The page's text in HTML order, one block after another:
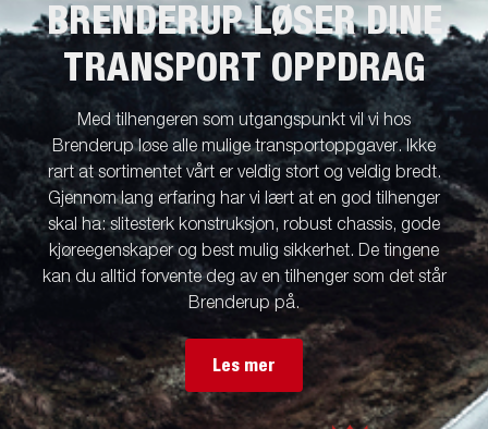
BRENDERUP LØSER DINE
TRANSPORT OPPDRAG
Med tilhengeren som utgangspunkt vil vi hos
Brenderup løse alle mulige transportoppgaver. Ikke
rart at sortimentet vårt er veldig stort og veldig bredt.
Gjennom lang erfaring har vi lært at en god tilhenger
skal ha: slitesterk konstruksjon, robust chassis, gode
kjøreegenskaper og best mulig sikkerhet. De tingene
kan du alltid forvente deg av en tilhenger som det står
Brenderup på.
Les mer